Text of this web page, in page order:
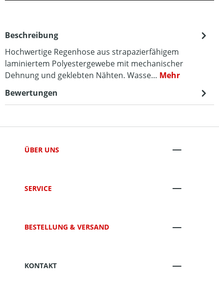
Beschreibung
Hochwertige Regenhose aus strapazierfähigem
laminiertem Polyestergewebe mit mechanischer
Dehnung und geklebten Nähten. Wasse… Mehr
Bewertungen
ÜBER UNS
SERVICE
BESTELLUNG & VERSAND
KONTAKT